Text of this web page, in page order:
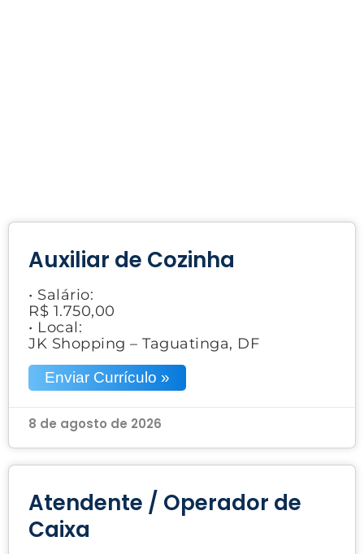
Auxiliar de Cozinha
• Salário:
R$ 1.750,00
• Local:
JK Shopping – Taguatinga, DF
Enviar Currículo »
8 de agosto de 2026
Atendente / Operador de
Caixa